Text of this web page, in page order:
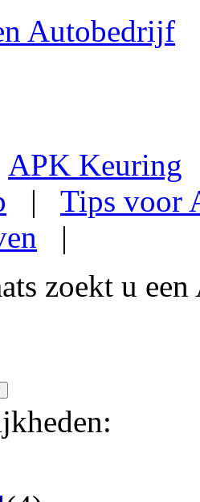
Autobedrijf
APK Keuring
| Tips voor
|
zoekt u